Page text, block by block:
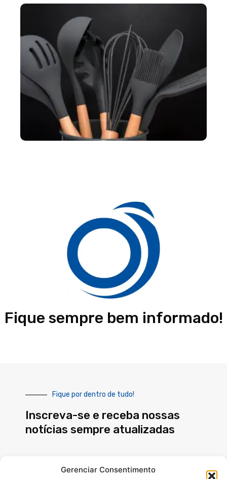
Gerenciar Consentimento
Fique sempre bem informado!
Fique por dentro de tudo!
Inscreva-se e receba nossas
notícias sempre atualizadas